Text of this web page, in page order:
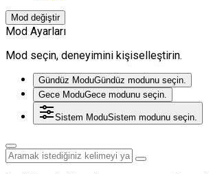
Mod değiştir
Mod Ayarları
Mod seçin, deneyimini kişiselleştirin.
Gündüz ModuGündüz modunu seçin.
Gece ModuGece modunu seçin.
Sistem ModuSistem modunu seçin.